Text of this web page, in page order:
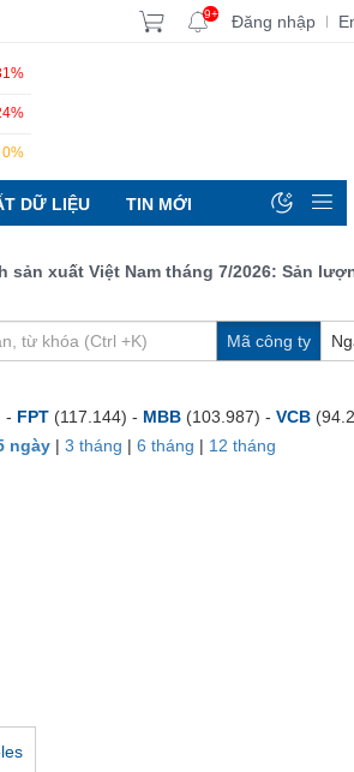
9+ Đăng nhập |
0%
DỮ LIỆU TIN MỚI
xuất Việt Nam tháng 7/2026: Sản
Mã công ty
- FPT (117.144) - MBB (103.987) - VCB
ngày | 3 tháng | 6 tháng | 12 tháng